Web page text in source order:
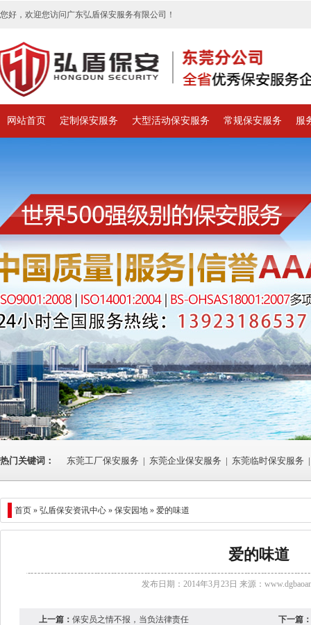
您好，欢迎您访问广东弘盾保安服务有限公司！
网站首页 定制保安服务 大型活动保安服务 常规保安服务 服
热门关键词： 东莞工厂保安服务 | 东莞企业保安服务 | 东莞临时保安服务 |
首页 » 弘盾保安资讯中心 » 保安园地 » 爱的味道
爱的味道
发布日期：2014年3月23日 来源：
上一篇： 保安员之情不报，当负法律责任 下一篇：